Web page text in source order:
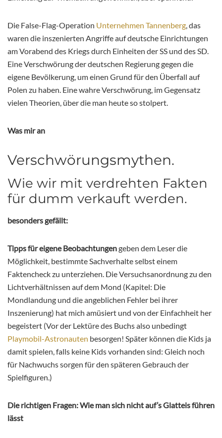
Die False-Flag-Operation Unternehmen Tannenberg, das
waren die inszenierten Angriffe auf deutsche Einrichtungen
am Vorabend des Kriegs durch Einheiten der SS und des SD.
Eine Verschwörung der deutschen Regierung gegen die
eigene Bevölkerung, um einen Grund für den Überfall auf
Polen zu haben. Eine wahre Verschwörung, im Gegensatz
vielen Theorien, über die man heute so stolpert.
Was mir an
Verschwörungsmythen.
Wie wir mit verdrehten Fakten
für dumm verkauft werden.
besonders gefällt:
Tipps für eigene Beobachtungengeben dem Leser die
Möglichkeit, bestimmte Sachverhalte selbst einem
Faktencheck zu unterziehen. Die Versuchsanordnung zu den
Lichtverhältnissen auf dem Mond (Kapitel: Die
Mondlandung und die angeblichen Fehler bei ihrer
Inszenierung) hat mich amüsiert und von der Einfachheit her
begeistert (Vor der Lektüre des Buchs also unbedingt
Playmobil-Astronauten besorgen! Später können die Kids ja
damit spielen, falls keine Kids vorhanden sind: Gleich noch
für Nachwuchs sorgen für den späteren Gebrauch der
Spielfiguren.)
Die richtigen Fragen: Wie man sich nicht auf’s Glatteis führen
lässt